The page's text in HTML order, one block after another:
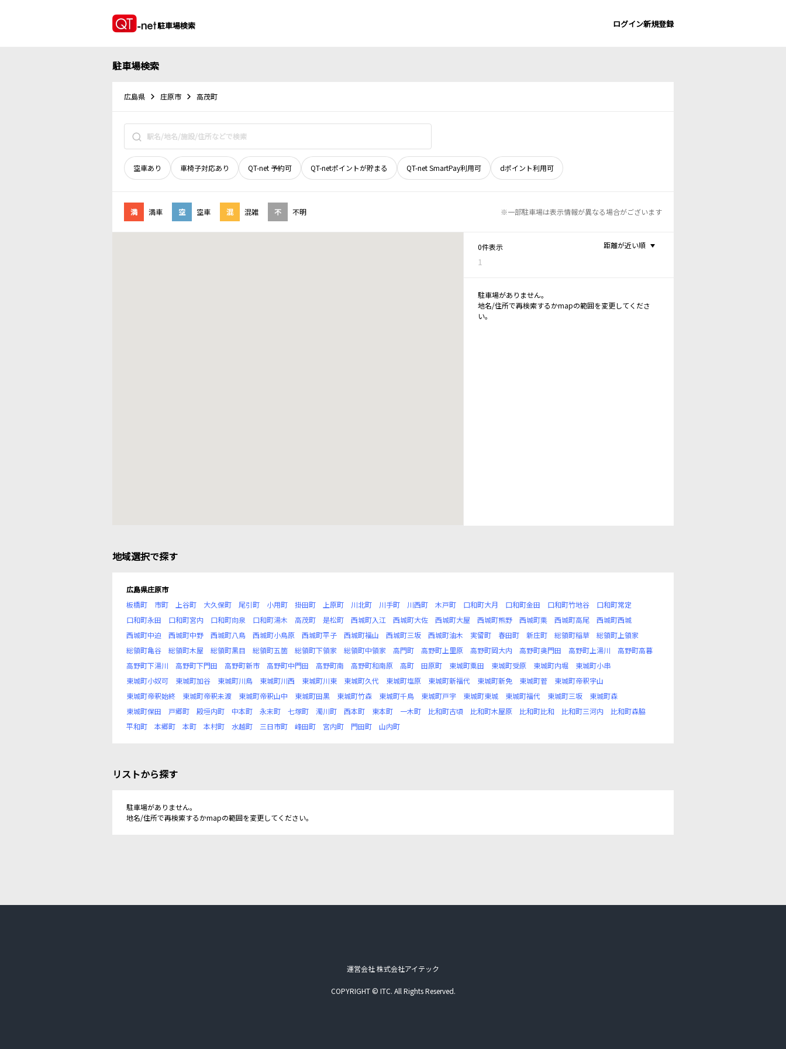
駐車場検索 ログイン新規登録
駐車場検索
広島県 庄原市 高茂町
空車あり 車椅子対応あり QT-net 予約可 QT-netポイントが貯まる QT-net SmartPay利用可 dポイント利用可
満 満車 空 空車 混 混雑 不 不明 ※一部駐車場は表示情報が異なる場合がございます
0件表示
1
距離が近い順
駐車場がありません。
地名/住所で再検索するかmapの範囲を変更してくださ
い。
地域選択で探す
広島県庄原市
板橋町
市町 上谷町 大久保町 尾引町 小用町 掛田町 上原町 川北町 川手町 川西町 木戸町 口和町大月 口和町金田 口和町竹地谷
口和町常定
口和町永田
口和町宮内 口和町向泉 口和町湯木 高茂町 是松町 西城町入江 西城町大佐 西城町大屋 西城町熊野 西城町栗 西城町高尾
西城町西城
西城町中迫
西城町中野 西城町八鳥 西城町小鳥原 西城町平子 西城町福山 西城町三坂 西城町油木 実留町 春田町 新庄町 総領町稲草
総領町上領家
総領町亀谷
総領町木屋 総領町黒目 総領町五箇 総領町下領家 総領町中領家 高門町 高野町上里原 高野町岡大内 高野町奥門田 高野町上湯川
高野町高暮
高野町下湯川
高野町下門田 高野町新市 高野町中門田 高野町南 高野町和南原 高町 田原町 東城町粟田 東城町受原 東城町内堀
東城町小串
東城町小奴可
東城町加谷 東城町川鳥 東城町川西 東城町川東 東城町久代 東城町塩原 東城町新福代 東城町新免 東城町菅
東城町帝釈宇山
東城町帝釈始終
東城町帝釈未渡 東城町帝釈山中 東城町田黒 東城町竹森 東城町千鳥 東城町戸宇 東城町東城 東城町福代 東城町三坂
東城町森
東城町保田
戸郷町 殿垣内町 中本町 永末町 七塚町 濁川町 西本町 東本町 一木町 比和町古頃 比和町木屋原 比和町比和 比和町三河内
比和町森脇
平和町
本郷町 本町 本村町 水越町 三日市町 峰田町 宮内町 門田町 山内町
リストから探す
駐車場がありません。
地名/住所で再検索するかmapの範囲を変更してください。
運営会社 株式会社アイテック
COPYRIGHT © ITC. All Rights Reserved.